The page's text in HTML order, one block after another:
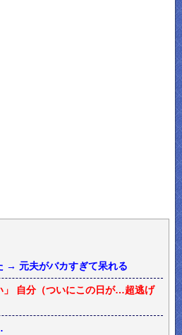
→ 元夫がバカすぎて呆れる
」 自分（ついにこの日が…超逃げ